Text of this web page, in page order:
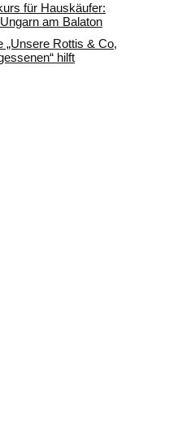
für Hauskäufer:
am Balaton
„Unsere Rottis & Co,
hilft